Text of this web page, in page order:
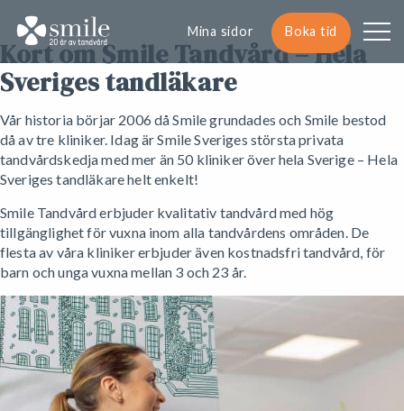
Kort om Smile Tandvård – Hela
Sveriges tandläkare
Vår historia börjar 2006 då Smile grundades och Smile bestod
då av tre kliniker. Idag är Smile Sveriges största privata
tandvårdskedja med mer än 50 kliniker över hela Sverige – Hela
Sveriges tandläkare helt enkelt!
Smile Tandvård erbjuder kvalitativ tandvård med hög
tillgänglighet för vuxna inom alla tandvårdens områden. De
flesta av våra kliniker erbjuder även kostnadsfri tandvård, för
barn och unga vuxna mellan 3 och 23 år.
Mina sidor Boka tid